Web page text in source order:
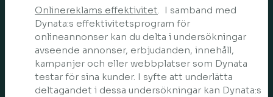
Onlinereklams effektivitet. I samband med
Dynata:s effektivitetsprogram för
onlineannonser kan du delta i undersökningar
avseende annonser, erbjudanden, innehåll,
kampanjer och eller webbplatser som Dynata
testar för sina kunder. I syfte att underlätta
deltagandet i dessa undersökningar kan Dynata:s